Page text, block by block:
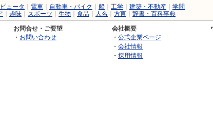
ュータ 電車 自動車・バイク 船 工学 建築・不動産
学問
趣味 スポーツ 生物 食品 人名 方言 辞書・百科事典
お問合せ・ご要望
・ お問い合わせ
会社概要
・ 公式企業ページ
・ 会社情報
・ 採用情報